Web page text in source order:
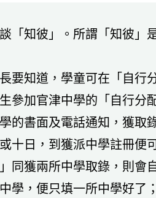
「知彼」。所謂「知彼」
要知道，學童可在「自行
參加官津中學的「自行分
的書面及電話通知，獲取
十日，到獲派中學註冊便
同獲兩所中學取錄，則會
學，便只填一所中學好了